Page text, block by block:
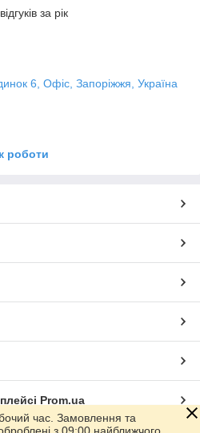
за рік
6, Офіс, Запоріжжя, Україна
роботи
Prom.ua
час. Замовлення та